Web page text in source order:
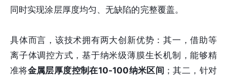
同时实现涂层厚度均匀、无缺陷的完整覆盖。
具体而言，该技术拥有两大创新优势：其一，借助等
离子体调控方式，基于纳米级薄膜生长机制，能够精
准将金属层厚度控制在10-100纳米区间 ；其二，针对